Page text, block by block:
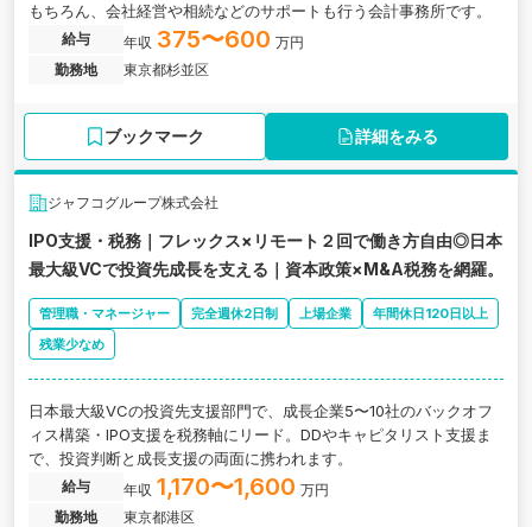
もちろん、会社経営や相続などのサポートも行う会計事務所です。
給与 年収 375〜600 万円
勤務地
東京都杉並区
ブックマーク 詳細をみる
ジャフコグループ株式会社
IPO支援・税務｜フレックス×リモート２回で働き方自由◎日本
最大級VCで投資先成長を支える｜資本政策×M&A税務を網羅。
管理職・マネージャー 完全週休2日制 上場企業
年間休日120日以上
残業少なめ
日本最大級VCの投資先支援部門で、成長企業5〜10社のバックオフ
ィス構築・IPO支援を税務軸にリード。DDやキャピタリスト支援ま
で、投資判断と成長支援の両面に携われます。
給与 年収 1,170〜1,600 万円
勤務地
東京都港区